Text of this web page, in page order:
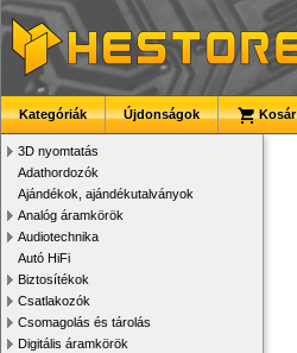
Kategóriák Újdonságok Kosár
3D nyomtatás
Adathordozók
Ajándékok, ajándékutalványok
Analóg áramkörök
Audiotechnika
Autó HiFi
Biztosítékok
Csatlakozók
Csomagolás és tárolás
Digitális áramkörök